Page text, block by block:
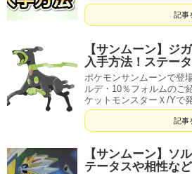
記事
【サンムーン】ジ
入手方法！ステー
ポケモンサンムーンで登
ルデ・10％フォルムのご
ケットモンスターＸ/Yで
記事
【サンムーン】ソ
テータスや相性など